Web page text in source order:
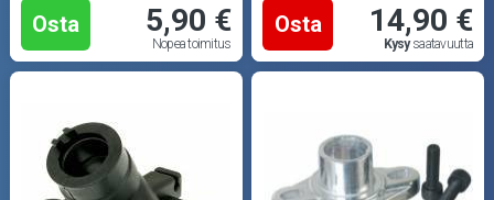
Öljyt ja kemikaalit
Työkalut
Outlet-tuotteet
Osta 5,90 €
Nopea toimitus
Osta 14,90 €
Kysysaatavuutta